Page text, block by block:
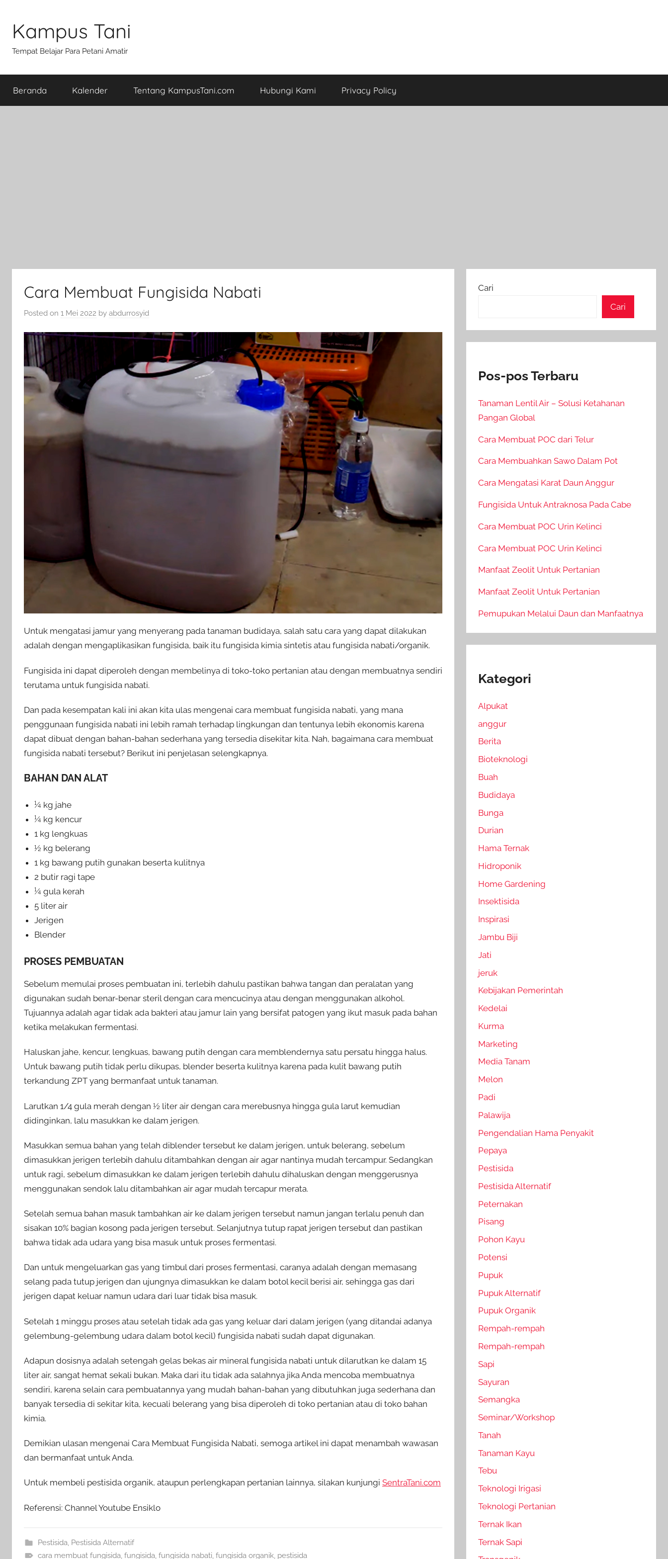
content
Kampus Tani
Tempat Belajar Para Petani Amatir
Beranda Kalender Tentang KampusTani.com Hubungi Kami Privacy Policy
Cara Membuat Fungisida Nabati
Posted on 1 Mei 2022 by abdurrosyid
Untuk mengatasi jamur yang menyerang pada tanaman budidaya, salah satu cara yang dapat dilakukan
adalah dengan mengaplikasikan fungisida, baik itu fungisida kimia sintetis atau fungisida nabati/organik.
Fungisida ini dapat diperoleh dengan membelinya di toko-toko pertanian atau dengan membuatnya sendiri
terutama untuk fungisida nabati.
Dan pada kesempatan kali ini akan kita ulas mengenai cara membuat fungisida nabati, yang mana
penggunaan fungisida nabati ini lebih ramah terhadap lingkungan dan tentunya lebih ekonomis karena
dapat dibuat dengan bahan-bahan sederhana yang tersedia disekitar kita. Nah, bagaimana cara membuat
fungisida nabati tersebut? Berikut ini penjelasan selengkapnya.
BAHAN DAN ALAT
¼ kg jahe
¼ kg kencur
1 kg lengkuas
½ kg belerang
1 kg bawang putih gunakan beserta kulitnya
2 butir ragi tape
¼ gula kerah
5 liter air
Jerigen
Blender
PROSES PEMBUATAN
Sebelum memulai proses pembuatan ini, terlebih dahulu pastikan bahwa tangan dan peralatan yang
digunakan sudah benar-benar steril dengan cara mencucinya atau dengan menggunakan alkohol.
Tujuannya adalah agar tidak ada bakteri atau jamur lain yang bersifat patogen yang ikut masuk pada bahan
ketika melakukan fermentasi.
Haluskan jahe, kencur, lengkuas, bawang putih dengan cara memblendernya satu persatu hingga halus.
Untuk bawang putih tidak perlu dikupas, blender beserta kulitnya karena pada kulit bawang putih
terkandung ZPT yang bermanfaat untuk tanaman.
Larutkan 1/4 gula merah dengan ½ liter air dengan cara merebusnya hingga gula larut kemudian
didinginkan, lalu masukkan ke dalam jerigen.
Masukkan semua bahan yang telah diblender tersebut ke dalam jerigen, untuk belerang, sebelum
dimasukkan jerigen terlebih dahulu ditambahkan dengan air agar nantinya mudah tercampur. Sedangkan
untuk ragi, sebelum dimasukkan ke dalam jerigen terlebih dahulu dihaluskan dengan menggerusnya
menggunakan sendok lalu ditambahkan air agar mudah tercapur merata.
Setelah semua bahan masuk tambahkan air ke dalam jerigen tersebut namun jangan terlalu penuh dan
sisakan 10% bagian kosong pada jerigen tersebut. Selanjutnya tutup rapat jerigen tersebut dan pastikan
bahwa tidak ada udara yang bisa masuk untuk proses fermentasi.
Dan untuk mengeluarkan gas yang timbul dari proses fermentasi, caranya adalah dengan memasang
selang pada tutup jerigen dan ujungnya dimasukkan ke dalam botol kecil berisi air, sehingga gas dari
jerigen dapat keluar namun udara dari luar tidak bisa masuk.
Setelah 1 minggu proses atau setelah tidak ada gas yang keluar dari dalam jerigen (yang ditandai adanya
gelembung-gelembung udara dalam botol kecil) fungisida nabati sudah dapat digunakan.
Adapun dosisnya adalah setengah gelas bekas air mineral fungisida nabati untuk dilarutkan ke dalam 15
liter air, sangat hemat sekali bukan. Maka dari itu tidak ada salahnya jika Anda mencoba membuatnya
sendiri, karena selain cara pembuatannya yang mudah bahan-bahan yang dibutuhkan juga sederhana dan
banyak tersedia di sekitar kita, kecuali belerang yang bisa diperoleh di toko pertanian atau di toko bahan
kimia.
Demikian ulasan mengenai Cara Membuat Fungisida Nabati, semoga artikel ini dapat menambah wawasan
dan bermanfaat untuk Anda.
Untuk membeli pestisida organik, ataupun perlengkapan pertanian lainnya, silakan kunjungi SentraTani.com
Referensi: Channel Youtube Ensiklo
Pestisida, Pestisida Alternatif
cara membuat fungisida, fungisida, fungisida nabati, fungisida organik, pestisida
Cari
Cari
Pos-pos Terbaru
Tanaman Lentil Air – Solusi Ketahanan
Pangan Global
Cara Membuat POC dari Telur
Cara Membuahkan Sawo Dalam Pot
Cara Mengatasi Karat Daun Anggur
Fungisida Untuk Antraknosa Pada Cabe
Cara Membuat POC Urin Kelinci
Cara Membuat POC Urin Kelinci
Manfaat Zeolit Untuk Pertanian
Manfaat Zeolit Untuk Pertanian
Pemupukan Melalui Daun dan Manfaatnya
Kategori
Alpukat
anggur
Berita
Bioteknologi
Buah
Budidaya
Bunga
Durian
Hama Ternak
Hidroponik
Home Gardening
Insektisida
Inspirasi
Jambu Biji
Jati
jeruk
Kebijakan Pemerintah
Kedelai
Kurma
Marketing
Media Tanam
Melon
Padi
Palawija
Pengendalian Hama Penyakit
Pepaya
Pestisida
Pestisida Alternatif
Peternakan
Pisang
Pohon Kayu
Potensi
Pupuk
Pupuk Alternatif
Pupuk Organik
Rempah-rempah
Rempah-rempah
Sapi
Sayuran
Semangka
Seminar/Workshop
Tanah
Tanaman Kayu
Tebu
Teknologi Irigasi
Teknologi Pertanian
Ternak Ikan
Ternak Sapi